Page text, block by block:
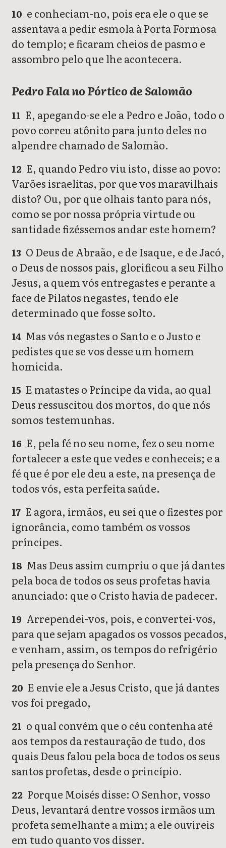
10 e conheciam-no, pois era ele o que se
assentava a pedir esmola à Porta Formosa
do templo; e ficaram cheios de pasmo e
assombro pelo que lhe acontecera.
Pedro Fala no Pórtico de Salomão
11 E, apegando-se ele a Pedro e João, todo o
povo correu atônito para junto deles no
alpendre chamado de Salomão.
12 E, quando Pedro viu isto, disse ao povo:
Varões israelitas, por que vos maravilhais
disto? Ou, por que olhais tanto para nós,
como se por nossa própria virtude ou
santidade fizéssemos andar este homem?
13 O Deus de Abraão, e de Isaque, e de Jacó,
o Deus de nossos pais, glorificou a seu Filho
Jesus, a quem vós entregastes e perante a
face de Pilatos negastes, tendo ele
determinado que fosse solto.
14 Mas vós negastes o Santo e o Justo e
pedistes que se vos desse um homem
homicida.
15 E matastes o Príncipe da vida, ao qual
Deus ressuscitou dos mortos, do que nós
somos testemunhas.
16 E, pela fé no seu nome, fez o seu nome
fortalecer a este que vedes e conheceis; e a
fé que é por ele deu a este, na presença de
todos vós, esta perfeita saúde.
17 E agora, irmãos, eu sei que o fizestes por
ignorância, como também os vossos
príncipes.
18 Mas Deus assim cumpriu o que já dantes
pela boca de todos os seus profetas havia
anunciado: que o Cristo havia de padecer.
19 Arrependei-vos, pois, e convertei-vos,
para que sejam apagados os vossos
e venham, assim, os tempos do refrigério
pela presença do Senhor.
20 E envie ele a Jesus Cristo, que já dantes
vos foi pregado,
21 o qual convém que o céu contenha até
aos tempos da restauração de tudo, dos
quais Deus falou pela boca de todos os seus
santos profetas, desde o princípio.
22 Porque Moisés disse: O Senhor, vosso
Deus, levantará dentre vossos irmãos um
profeta semelhante a mim; a ele ouvireis
em tudo quanto vos disser.